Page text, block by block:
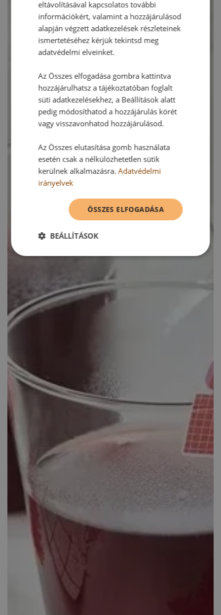
eltávolításával kapcsolatos további
információkért, valamint a hozzájárulásod
alapján végzett adatkezelések részleteinek
ismertetéséhez kérjük tekintsd meg
adatvédelmi elveinket.
Az Összes elfogadása gombra kattintva
hozzájárulhatsz a tájékoztatóban foglalt
süti adatkezelésekhez, a Beállítások alatt
pedig módosíthatod a hozzájárulás körét
vagy visszavonhatod hozzájárulásod.
Az Összes elutasítása gomb használata
esetén csak a nélkülözhetetlen sütik
kerülnek alkalmazásra.Adatvédelmi
irányelvek
ÖSSZES ELFOGADÁSA
BEÁLLÍTÁSOK